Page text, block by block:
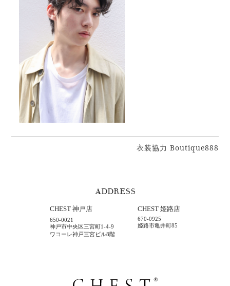
衣装協力 Boutique888
ADDRESS
CHEST 神戸店
650-0021
神戸市中央区三宮町1-4-9
ワコーレ神戸三宮ビル8階
CHEST 姫路店
670-0925
姫路市亀井町85